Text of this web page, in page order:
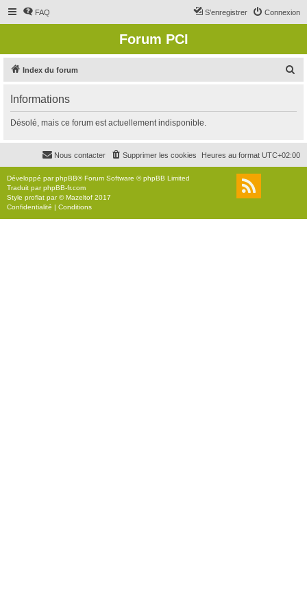
FAQ Connexion
S’enregistrer
Forum PCI
Index du forum
r
c
r
Informations
Désolé, mais ce forum est actuellement indisponible.
Heures au format UTC+02:00
Supprimer les cookies
Nous contacter
Développé parphpBB® Forum Software © phpBB Limited
Traduit parphpBB-fr.com
Style proflat par ©Mazeltof 2017
Confidentialité | Conditions